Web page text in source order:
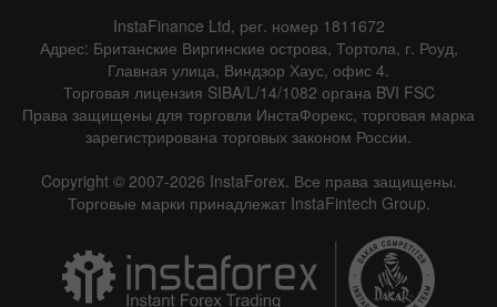
InstaFinance Ltd, рег. номер 1811672
Адрес: Британские Виргинские острова, Тортола, г. Роуд,
Главная улица, Виндзор Хаус, офис 4.
Торговая лицензия SIBA/L/14/1082 органа BVI FSC
Права защищены для торговли ИнстаФорекс, торговая марка
зарегистрирована торговых законом России.
Copyright © 2007-2026 InstaForex. Все права защищены.
Торговые марки принадлежат InstaFintech Group.